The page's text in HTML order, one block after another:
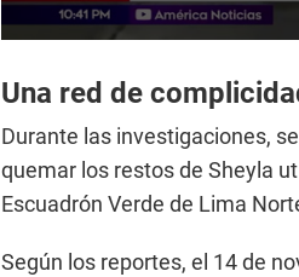
e
c
o
n
d
s
o
m
Una red de
Durante las investigaciones,
quemar los restos de Sheyla
Escuadrón Verde de Lima
Según los reportes, el 14 de